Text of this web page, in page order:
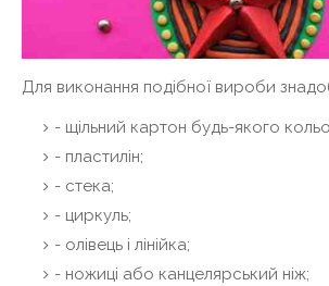
Для виконання подібної вироби
- щільний картон будь-якого
- пластилін;
- стека;
- циркуль;
- олівець і лінійка;
- ножиці або канцелярський ніж;